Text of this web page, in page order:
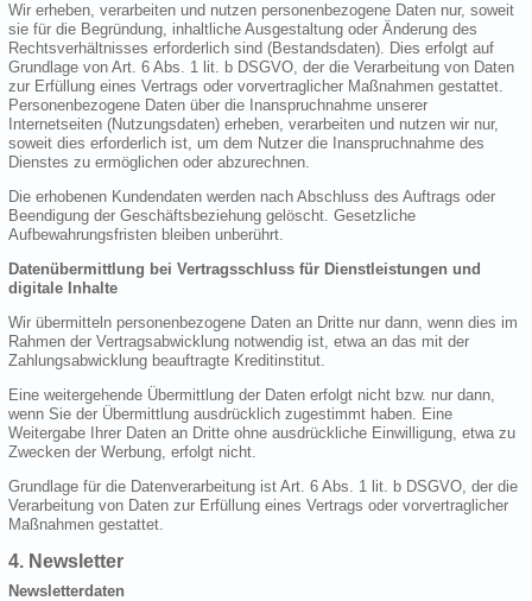
Wir erheben, verarbeiten und nutzen personenbezogene Daten nur, soweit
sie für die Begründung, inhaltliche Ausgestaltung oder Änderung des
Rechtsverhältnisses erforderlich sind (Bestandsdaten). Dies erfolgt auf
Grundlage von Art. 6 Abs. 1 lit. b DSGVO, der die Verarbeitung von Daten
zur Erfüllung eines Vertrags oder vorvertraglicher Maßnahmen gestattet.
Personenbezogene Daten über die Inanspruchnahme unserer
Internetseiten (Nutzungsdaten) erheben, verarbeiten und nutzen wir nur,
soweit dies erforderlich ist, um dem Nutzer die Inanspruchnahme des
Dienstes zu ermöglichen oder abzurechnen.
Die erhobenen Kundendaten werden nach Abschluss des Auftrags oder
Beendigung der Geschäftsbeziehung gelöscht. Gesetzliche
Aufbewahrungsfristen bleiben unberührt.
Datenübermittlung bei Vertragsschluss für Dienstleistungen und
digitale Inhalte
Wir übermitteln personenbezogene Daten an Dritte nur dann, wenn dies im
Rahmen der Vertragsabwicklung notwendig ist, etwa an das mit der
Zahlungsabwicklung beauftragte Kreditinstitut.
Eine weitergehende Übermittlung der Daten erfolgt nicht bzw. nur dann,
wenn Sie der Übermittlung ausdrücklich zugestimmt haben. Eine
Weitergabe Ihrer Daten an Dritte ohne ausdrückliche Einwilligung, etwa zu
Zwecken der Werbung, erfolgt nicht.
Grundlage für die Datenverarbeitung ist Art. 6 Abs. 1 lit. b DSGVO, der die
Verarbeitung von Daten zur Erfüllung eines Vertrags oder vorvertraglicher
Maßnahmen gestattet.
4. Newsletter
Newsletterdaten